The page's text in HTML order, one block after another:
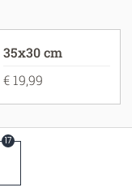
35x30 cm
€ 19,99
17